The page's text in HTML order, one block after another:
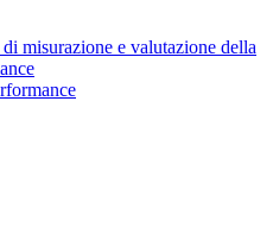
di misurazione e valutazione della